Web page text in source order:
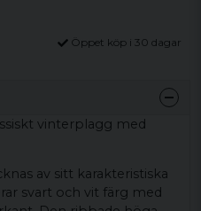
Öppet köp i 30 dagar
vinterplagg med
av sitt karakteristiska
svart och vit färg med